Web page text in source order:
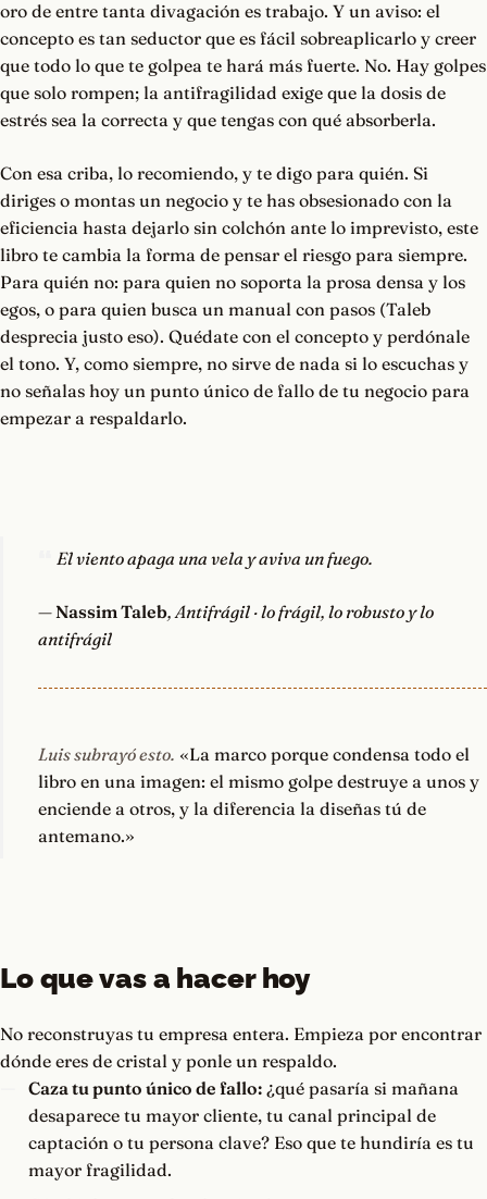
oro de entre tanta divagación es trabajo. Y un aviso: el
concepto es tan seductor que es fácil sobreaplicarlo y creer
que todo lo que te golpea te hará más fuerte. No. Hay golpes
que solo rompen; la antifragilidad exige que la dosis de
estrés sea la correcta y que tengas con qué absorberla.
Con esa criba, lo recomiendo, y te digo para quién. Si
diriges o montas un negocio y te has obsesionado con la
eficiencia hasta dejarlo sin colchón ante lo imprevisto, este
libro te cambia la forma de pensar el riesgo para siempre.
Para quién no: para quien no soporta la prosa densa y los
egos, o para quien busca un manual con pasos (Taleb
desprecia justo eso). Quédate con el concepto y perdónale
el tono. Y, como siempre, no sirve de nada si lo escuchas y
no señalas hoy un punto único de fallo de tu negocio para
empezar a respaldarlo.
El viento apaga una vela y aviva un fuego.
—Nassim Taleb, Antifrágil · lo frágil, lo robusto y lo
antifrágil
Luis subrayó esto. «La marco porque condensa todo el
libro en una imagen: el mismo golpe destruye a unos y
enciende a otros, y la diferencia la diseñas tú de
antemano.»
Lo que vas a hacer hoy
No reconstruyas tu empresa entera. Empieza por encontrar
dónde eres de cristal y ponle un respaldo.
Caza tu punto único de fallo:¿qué pasaría si mañana
desaparece tu mayor cliente, tu canal principal de
captación o tu persona clave? Eso que te hundiría es tu
mayor fragilidad.